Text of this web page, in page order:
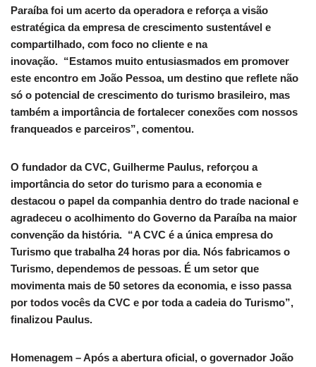
Paraíba foi um acerto da operadora e reforça a visão
estratégica da empresa de crescimento sustentável e
compartilhado, com foco no cliente e na
inovação. “Estamos muito entusiasmados em promover
este encontro em João Pessoa, um destino que reflete não
só o potencial de crescimento do turismo brasileiro, mas
também a importância de fortalecer conexões com nossos
franqueados e parceiros”, comentou.
O fundador da CVC, Guilherme Paulus, reforçou a
importância do setor do turismo para a economia e
destacou o papel da companhia dentro do trade nacional e
agradeceu o acolhimento do Governo da Paraíba na maior
convenção da história. “A CVC é a única empresa do
Turismo que trabalha 24 horas por dia. Nós fabricamos o
Turismo, dependemos de pessoas. É um setor que
movimenta mais de 50 setores da economia, e isso passa
por todos vocês da CVC e por toda a cadeia do Turismo”,
finalizou Paulus.
Homenagem – Após a abertura oficial, o governador João